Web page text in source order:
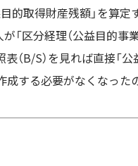
的取得財産残額」を算
「区分経理（公益目的
（B/S）を見れば直接「
成する必要がなくなった